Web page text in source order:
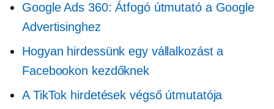
Google Ads 360: Átfogó útmutató a Google
Advertisinghez
Hogyan hirdessünk egy vállalkozást a
Facebookon kezdőknek
A TikTok hirdetések végső útmutatója